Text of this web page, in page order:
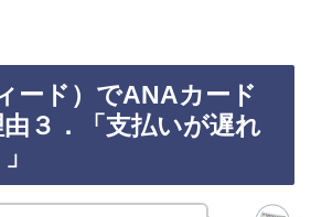
ード）でANAカード
３．「支払いが遅れ